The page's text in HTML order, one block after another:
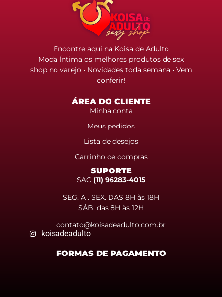
Encontre aqui na Koisa de Adulto
Moda Íntima os melhores produtos de sex
shop no varejo • Novidades toda semana • Vem
conferir!
ÁREA DO CLIENTE
Minha conta
Meus pedidos
Lista de desejos
Carrinho de compras
SUPORTE
SAC (11) 96283-4015
SEG. A . SEX. DAS 8H às 18H
SÁB. das 8H às 12H
contato@koisadeadulto.com.br
koisadeadulto
FORMAS DE PAGAMENTO